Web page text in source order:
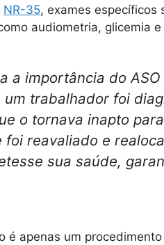
NR-35, exames específicos
audiometria, glicemia
a importância do
trabalhador foi
o tornava inapto
foi reavaliado e
sua saúde,
é apenas um